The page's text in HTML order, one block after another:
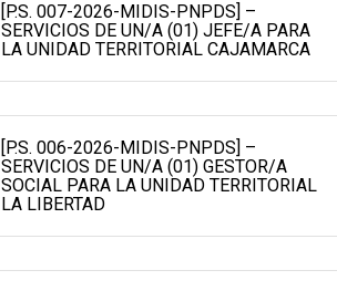
[P.S. 007-2026-MIDIS-PNPDS] –
SERVICIOS DE UN/A (01) JEFE/A PARA
LA UNIDAD TERRITORIAL CAJAMARCA
[P.S. 006-2026-MIDIS-PNPDS] –
SERVICIOS DE UN/A (01) GESTOR/A
SOCIAL PARA LA UNIDAD TERRITORIAL
LA LIBERTAD